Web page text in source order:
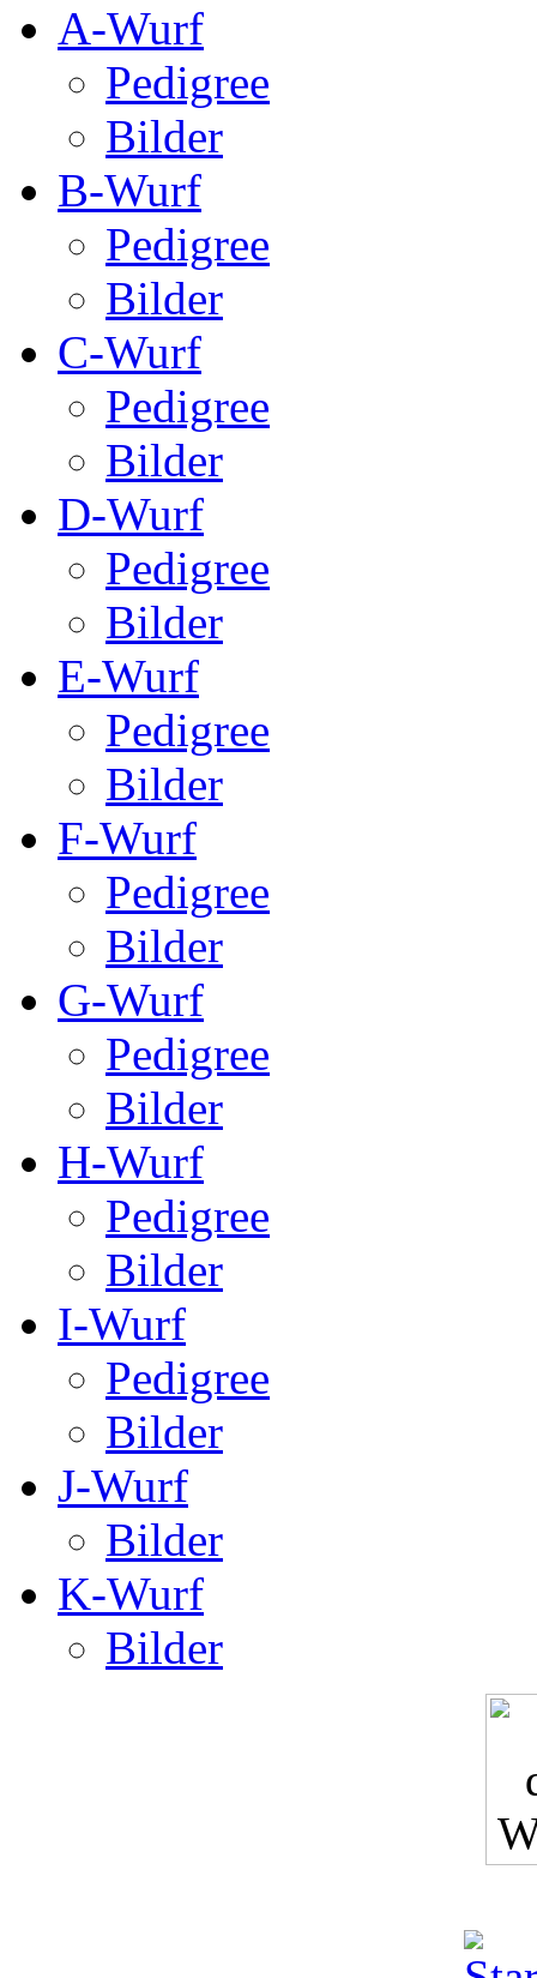
A-Wurf
Pedigree
Bilder
B-Wurf
Pedigree
Bilder
C-Wurf
Pedigree
Bilder
D-Wurf
Pedigree
Bilder
E-Wurf
Pedigree
Bilder
F-Wurf
Pedigree
Bilder
G-Wurf
Pedigree
Bilder
H-Wurf
Pedigree
Bilder
I-Wurf
Pedigree
Bilder
J-Wurf
Bilder
K-Wurf
Bilder